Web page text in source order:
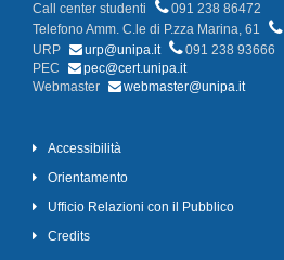
Call center studenti
091 238 86472
Telefono Amm. C.le di P.zza Marina, 61
URP
urp@unipa.it
091 238 93666
PEC
pec@cert.unipa.it
Webmaster
webmaster@unipa.it
Accessibilità
Orientamento
Ufficio Relazioni con il Pubblico
Credits